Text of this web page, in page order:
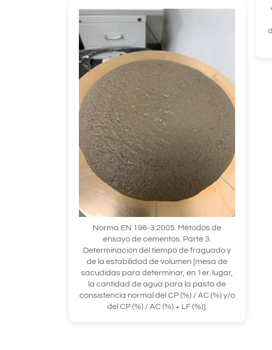
Norma EN 196-3:2005. Métodos de
ensayo de cementos. Parte 3.
Determinación del tiempo de fraguado y
de la estabilidad de volumen [mesa de
sacudidas para determinar, en 1er. lugar,
la cantidad de agua para la pasta de
consistencia normal del CP (%) / AC (%) y/o
del CP (%) / AC (%) + LF (%)].